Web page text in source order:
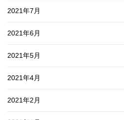
2021年7月
2021年6月
2021年5月
2021年4月
2021年2月